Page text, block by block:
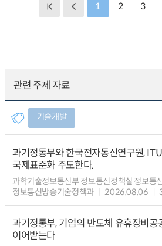
1 2 3
관련 주제 자료
기술개발
과기정통부와 한국전자통신연구원,
국제표준화 주도한다.
과학기술정보통신부 정보통신정책실 정보통
정보통신방송기술정책과
2026.08.06
과기정통부, 기업의 반도체 유휴장비공
이어받는다